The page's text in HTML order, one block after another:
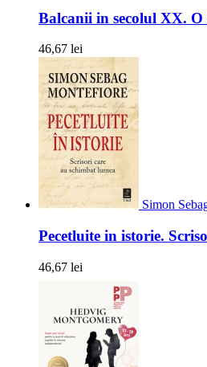
Balcanii in secolul XX. O
46,67 lei
Simon
Pecetluite in istorie.
46,67 lei